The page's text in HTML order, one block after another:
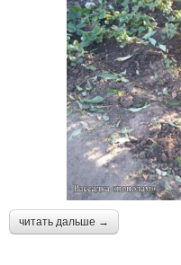
Клубники на высоких
грядках
Почвы перед посадкой
читать дальше →